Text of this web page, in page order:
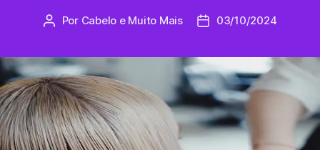
Autor
Por Cabelo e Muito Mais
Data03/10/2024